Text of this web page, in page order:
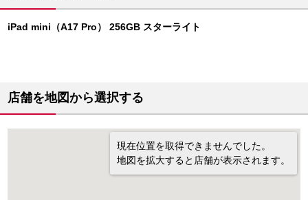
iPad mini（A17 Pro） 256GB スターライト
店舗を地図から選択する
現在位置を取得できませんでした。
地図を拡大すると店舗が表示されます。